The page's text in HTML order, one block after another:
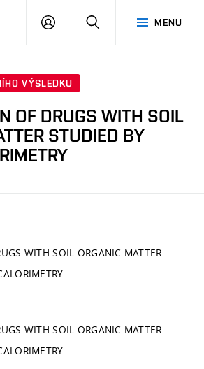
MENU
PŘIHLÁSIT
VÝSLEDKU
OF DRUGS WITH SOIL
STUDIED BY
WITH SOIL ORGANIC MATTER
WITH SOIL ORGANIC MATTER